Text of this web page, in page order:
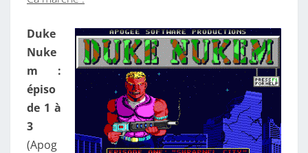
Duke
Nuke
m :
épiso
de 1 à
3
(Apog